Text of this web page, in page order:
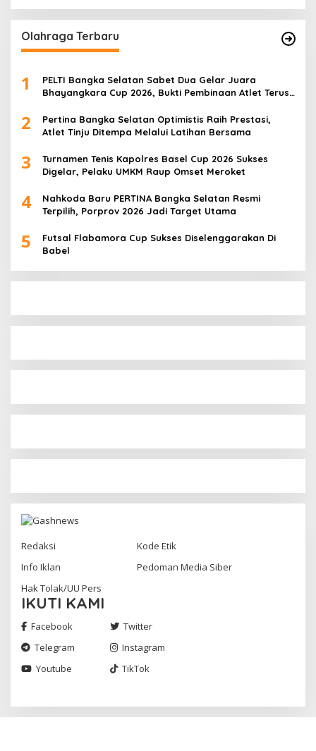
Olahraga Terbaru
1
PELTI Bangka Selatan Sabet Dua Gelar Juara
Bhayangkara Cup 2026, Bukti Pembinaan Atlet Terus
2
Pertina Bangka Selatan Optimistis Raih Prestasi,
Atlet Tinju Ditempa Melalui Latihan Bersama
3
Turnamen Tenis Kapolres Basel Cup 2026 Sukses
Digelar, Pelaku UMKM Raup Omset Meroket
4
Nahkoda Baru PERTINA Bangka Selatan Resmi
Terpilih, Porprov 2026 Jadi Target Utama
5
Futsal Flabamora Cup Sukses Diselenggarakan Di
Babel
Redaksi
Kode Etik
Info Iklan
Pedoman Media Siber
Hak Tolak/UU Pers
IKUTI KAMI
Facebook
Twitter
Telegram
Instagram
Youtube
TikTok